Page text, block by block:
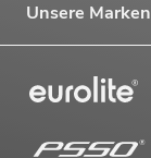
Unsere Marken